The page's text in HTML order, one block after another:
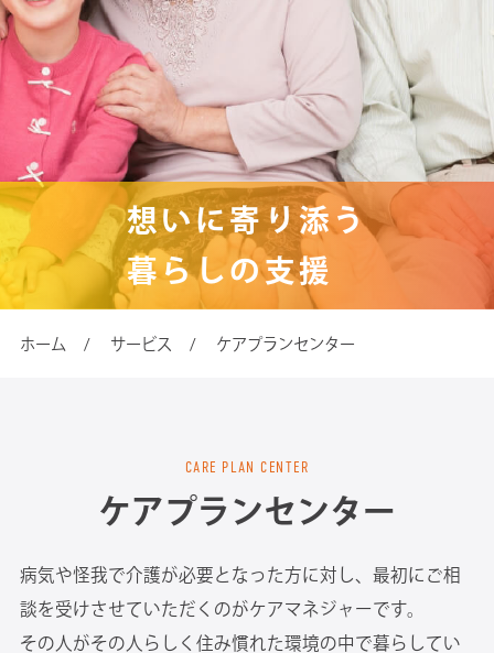
想いに寄り添う
暮らしの支援
ホーム サービス ケアプランセンター
CARE PLAN CENTER
ケアプランセンター
病気や怪我で介護が必要となった方に対し、最初にご相
談を受けさせていただくのがケアマネジャーです。
その人がその人らしく住み慣れた環境の中で暮らしてい